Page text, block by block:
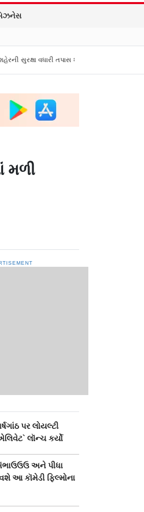
તપાસ શરૂ, જુઓ તસવીરો
મળી
પર લોયલ્ટી
લૉન્ચ કર્યો
અને પીધા
આ કૉમેડી ફિલ્મોના